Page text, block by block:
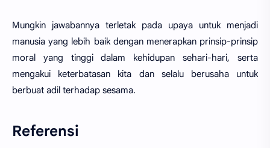
Mungkin jawabannya terletak pada upaya untuk menjadi
manusia yang lebih baik dengan menerapkan prinsip-prinsip
moral yang tinggi dalam kehidupan sehari-hari, serta
mengakui keterbatasan kita dan selalu berusaha untuk
berbuat adil terhadap sesama.
Referensi